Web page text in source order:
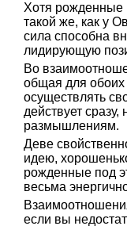
Хотя рожденные
такой же, как у
сила способна
лидирующую
Во
общая для обоих
осуществлять
действует
размышлениям.
Деве
идею,
рожденные под
весьма
если вы